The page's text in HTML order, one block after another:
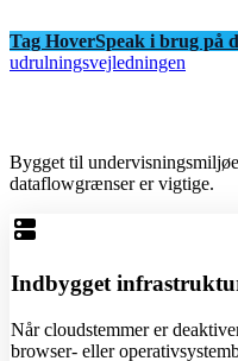
Tag HoverSpeak i brug på
udrulningsvejledningen
Bygget til
dataflowgrænser er vigtige.
dns
Indbygget
Når cloudstemmer er
browser- eller